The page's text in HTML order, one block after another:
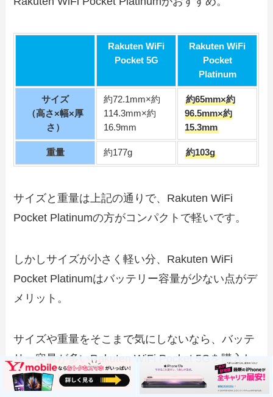
Rakuten WiFi
Pocket 5G
Rakuten WiFi
Pocket
Platinum
サイズ
（高さ×幅×厚
さ）
約72.1mm×約
114.3mm×約
16.9mm
約65mm×約
96.5mm×約
15.3mm
重量 約177g 約103g
サイズと重量は上記の通りで、Rakuten WiFi
Pocket Platinumの方がコンパクトで軽いです。
しかしサイズが小さく軽い分、Rakuten WiFi
Pocket Platinumはバッテリー容量が少ない点がデ
メリット。
サイズや重量をそこまで気にしないなら、バッテ
リー容量が多いRakuten WiFi Pocket 5Gを購入し
た方がいいでしょう。